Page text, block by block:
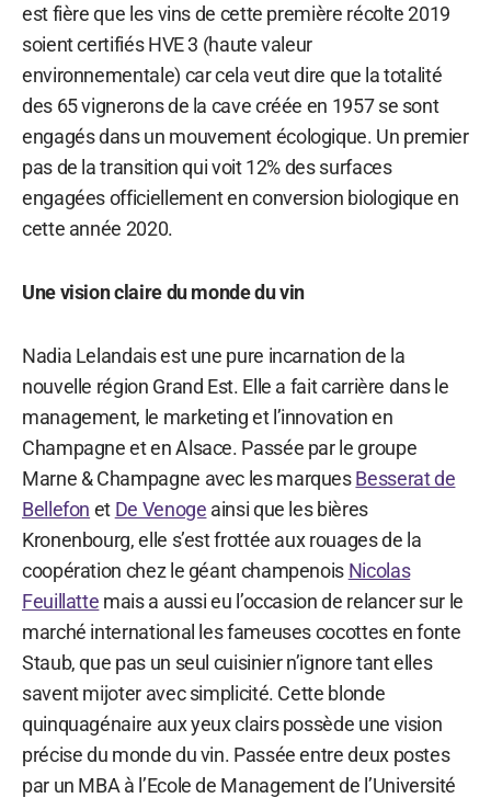
est fière que les vins de cette première récolte 2019
soient certifiés HVE 3 (haute valeur
environnementale) car cela veut dire que la totalité
des 65 vignerons de la cave créée en 1957 se sont
engagés dans un mouvement écologique. Un premier
pas de la transition qui voit 12% des surfaces
engagées officiellement en conversion biologique en
cette année 2020.
Une vision claire du monde du vin
Nadia Lelandais est une pure incarnation de la
nouvelle région Grand Est. Elle a fait carrière dans le
management, le marketing et l’innovation en
Champagne et en Alsace. Passée par le groupe
Marne & Champagne avec les marquesBesserat de
Bellefon et De Venoge ainsi que les bières
Kronenbourg, elle s’est frottée aux rouages de la
coopération chez le géant champenois Nicolas
Feuillatte mais a aussi eu l’occasion de relancer sur le
marché international les fameuses cocottes en fonte
Staub, que pas un seul cuisinier n’ignore tant elles
savent mijoter avec simplicité. Cette blonde
quinquagénaire aux yeux clairs possède une vision
précise du monde du vin. Passée entre deux postes
par un MBA à l’Ecole de Management de l’Université